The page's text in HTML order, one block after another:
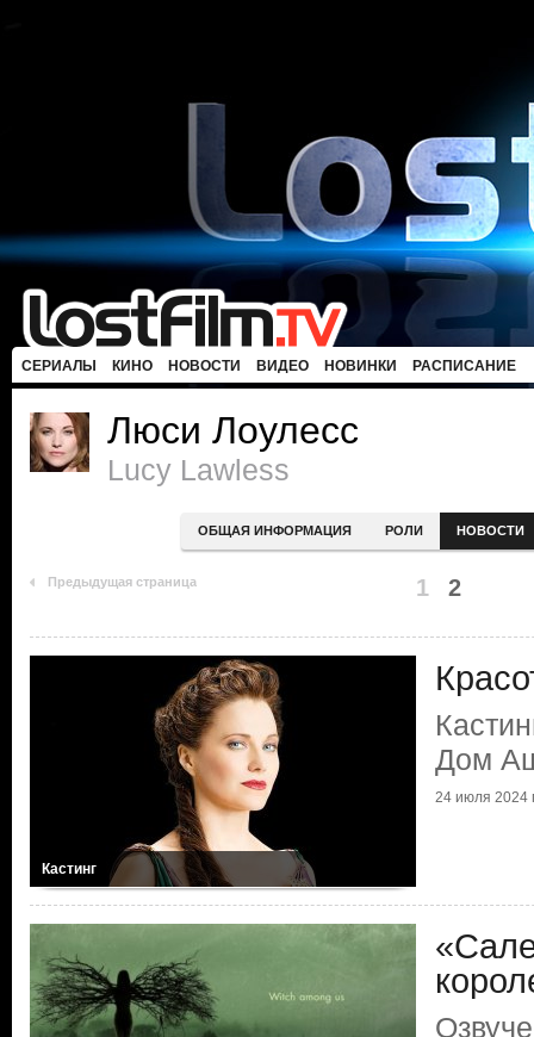
СЕРИАЛЫ КИНО НОВОСТИ ВИДЕО НОВИНКИ РАСПИСАНИЕ
Люси Лоулесс
Lucy Lawless
ОБЩАЯ ИНФОРМАЦИЯ РОЛИ НОВОСТИ
Предыдущая страница 1 2
Кастинг
Дом
24 июля 2024